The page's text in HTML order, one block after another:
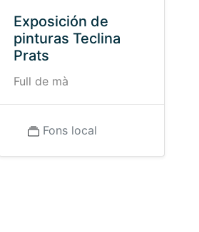
Exposición de
pinturas Teclina
Prats
Full de mà
Fons local